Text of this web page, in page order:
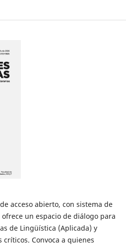
acceso abierto, con sistema de
un espacio de diálogo para
de Lingüística (Aplicada) y
Convoca a quienes